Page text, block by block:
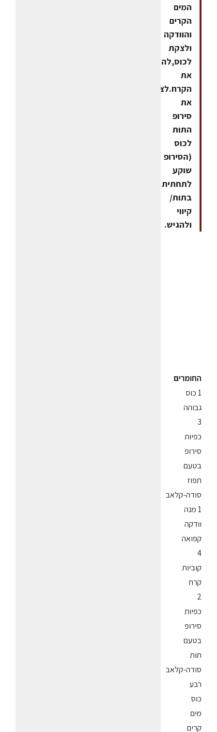
המים
הקרים
והוודקה
ולצקת
לכוס,להוסיף
את
הקרח.לצקת
את
סירופ
התות
לכוס
(הסירופ
שוקע
לתחתית.לעטר
בתות/
קיווי
ולהגיש.
החומרים
1 כוס
גבוהה
3
כפיות
סירופ
בטעם
תפוז
סודה-קלאב
1 מנה
וודקה
קפואה
4
קוביות
קרח
2
כפיות
סירופ
בטעם
תות
סודה-קלאב
רבע
כוס
מים
קרים